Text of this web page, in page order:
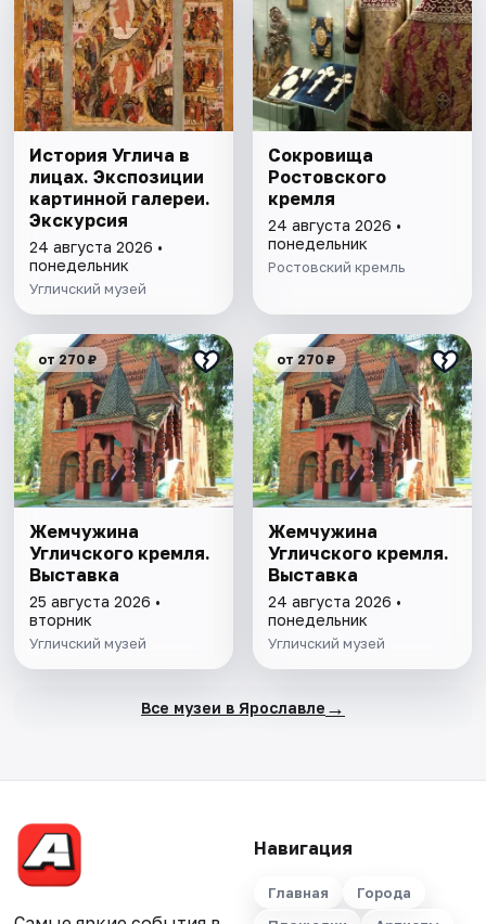
История Углича в
лицах. Экспозиции
картинной галереи.
Экскурсия
24 августа 2026 •
понедельник
Угличский музей
Сокровища
Ростовского
кремля
24 августа 2026 •
понедельник
Ростовский кремль
от 270 ₽
Жемчужина
Угличского кремля.
Выставка
25 августа 2026 •
вторник
Угличский музей
от 270 ₽
Жемчужина
Угличского кремля.
Выставка
24 августа 2026 •
понедельник
Угличский музей
Все музеи в Ярославле →
Навигация
Главная
Города